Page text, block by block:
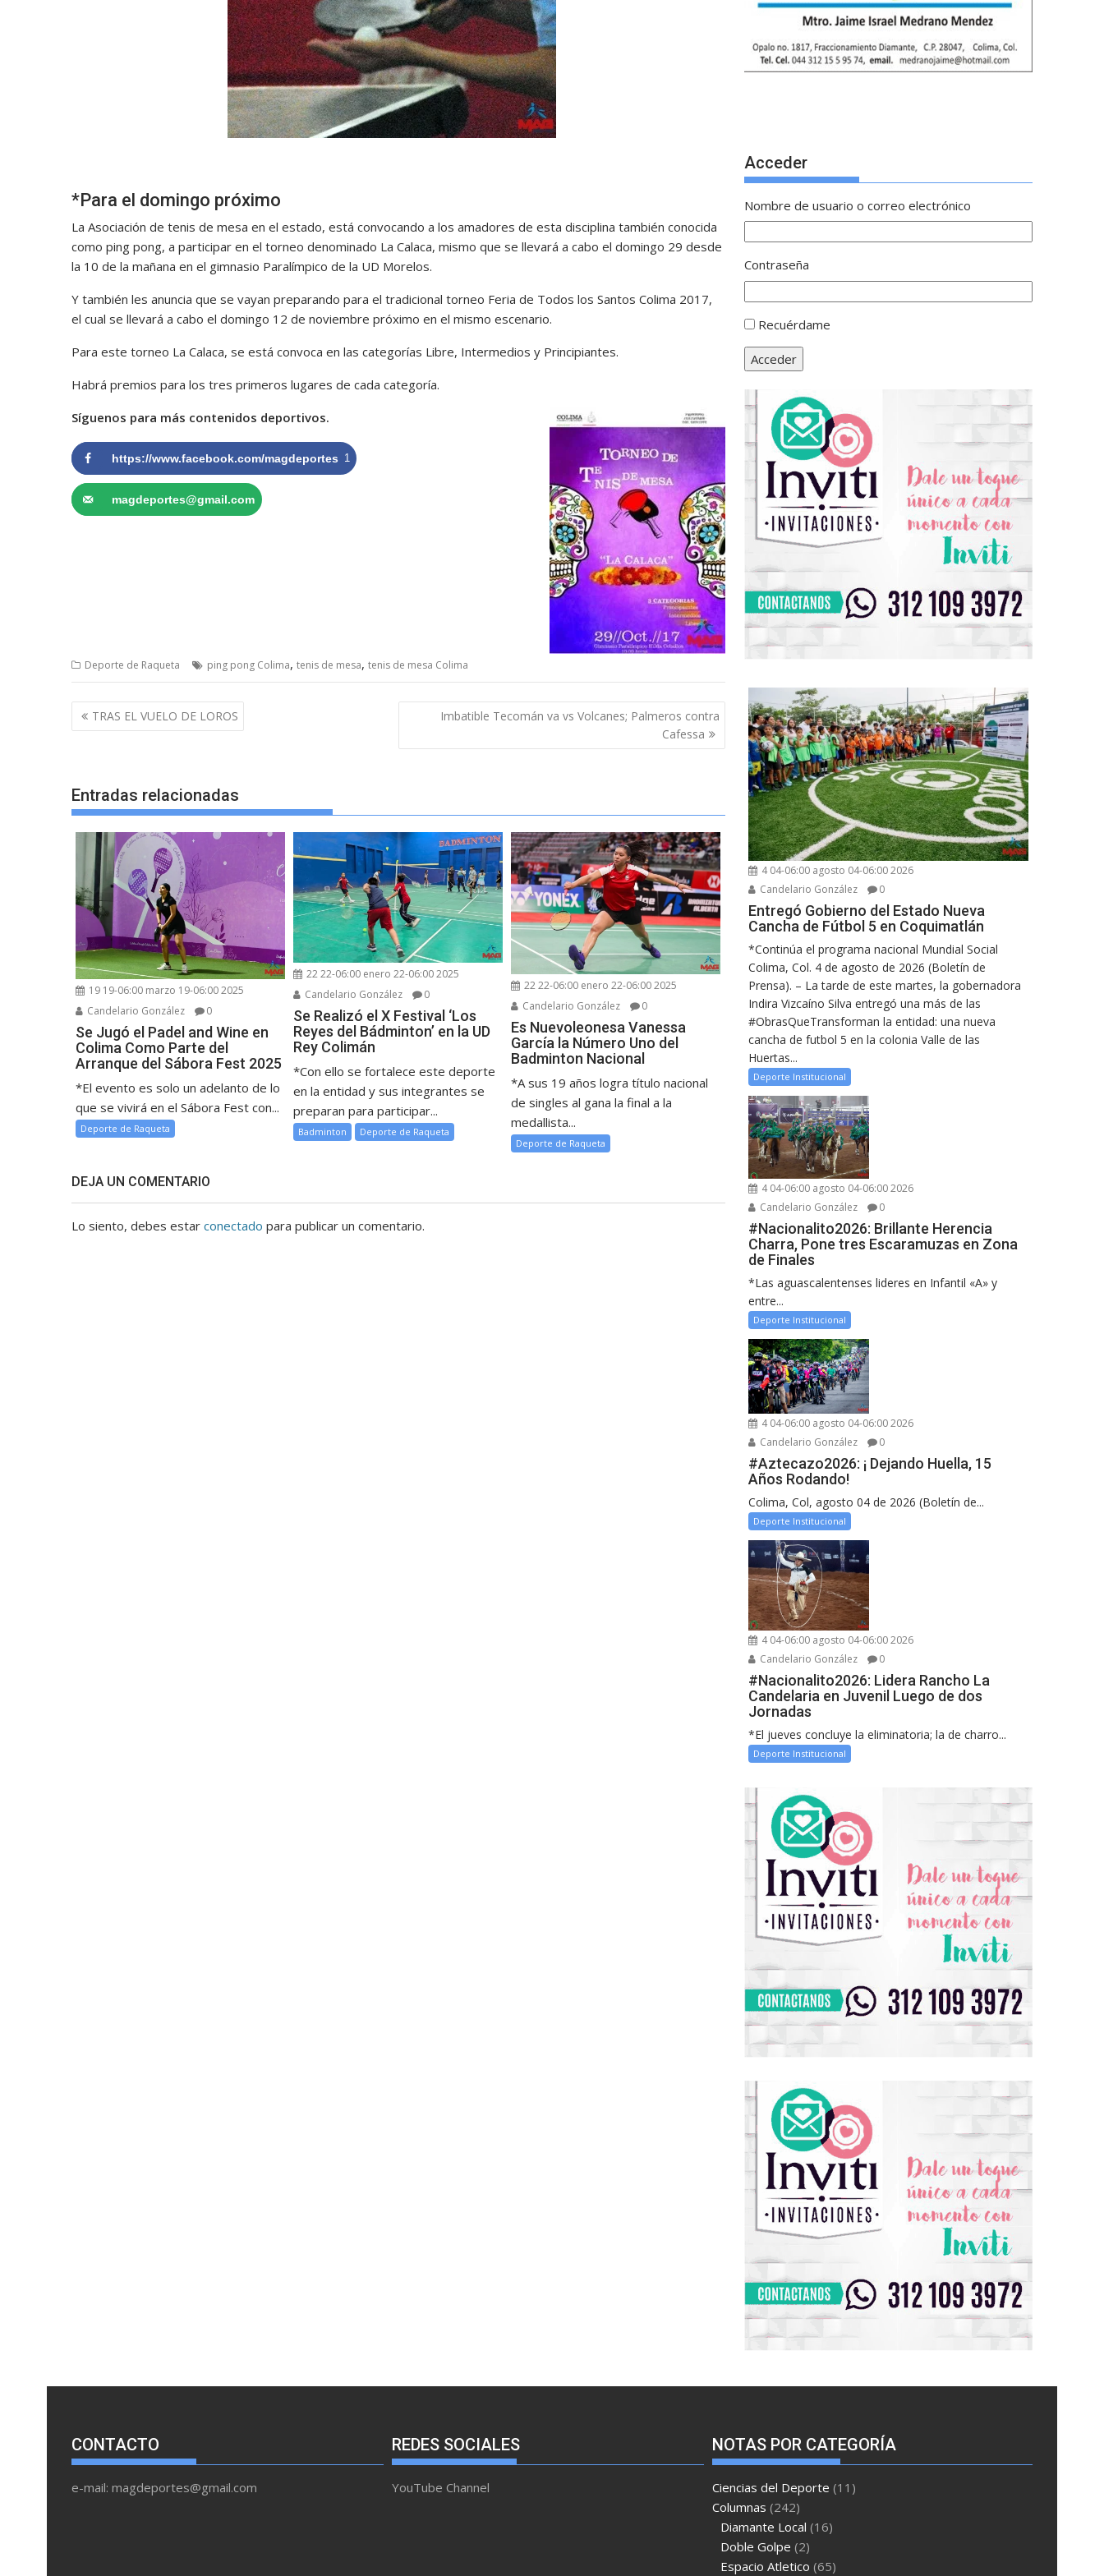
*Para el domingo próximo
La Asociación de tenis de mesa en el estado, está convocando a los amadores de esta disciplina también conocida
como ping pong, a participar en el torneo denominado La Calaca, mismo que se llevará a cabo el domingo 29 desde
la 10 de la mañana en el gimnasio Paralímpico de la UD Morelos.
Y también les anuncia que se vayan preparando para el tradicional torneo Feria de Todos los Santos Colima 2017,
el cual se llevará a cabo el domingo 12 de noviembre próximo en el mismo escenario.
Para este torneo La Calaca, se está convoca en las categorías Libre, Intermedios y Principiantes.
Habrá premios para los tres primeros lugares de cada categoría.
Síguenos para más contenidos deportivos.
https://www.facebook.com/magdeportes 1
magdeportes@gmail.com
Deporte de Raqueta ping pong Colima, tenis de mesa, tenis de mesa Colima
Navegación
de
TRAS EL VUELO DE LOROS
Imbatible Tecomán va vs Volcanes; Palmeros contra
Cafessa
Entradas relacionadas
19 19-06:00 marzo 19-06:00 2025
Candelario González
0
Se Jugó el Padel and Wine en
Colima Como Parte del
Arranque del Sábora Fest 2025
*El evento es solo un adelanto de lo
que se vivirá en el Sábora Fest con...
Deporte de Raqueta
22 22-06:00 enero 22-06:00 2025
Candelario González
0
Se Realizó el X Festival ‘Los
Reyes del Bádminton’ en la UD
Rey Colimán
*Con ello se fortalece este deporte
en la entidad y sus integrantes se
preparan para participar...
Badminton Deporte de Raqueta
22 22-06:00 enero 22-06:00 2025
Candelario González
0
Es Nuevoleonesa Vanessa
García la Número Uno del
Badminton Nacional
*A sus 19 años logra título nacional
de singles al gana la final a la
medallista...
Deporte de Raqueta
DEJA UN COMENTARIO
Lo siento, debes estar conectado para publicar un comentario.
Acceder
Nombre de usuario o correo electrónico
Contraseña
Recuérdame
Acceder
4 04-06:00 agosto 04-06:00 2026
Candelario González
0
Entregó Gobierno del Estado Nueva
Cancha de Fútbol 5 en Coquimatlán
*Continúa el programa nacional Mundial Social
Colima, Col. 4 de agosto de 2026 (Boletín de
Prensa). – La tarde de este martes, la gobernadora
Indira Vizcaíno Silva entregó una más de las
#ObrasQueTransforman la entidad: una nueva
cancha de futbol 5 en la colonia Valle de las
Huertas...
Deporte Institucional
4 04-06:00 agosto 04-06:00 2026
Candelario González
0
#Nacionalito2026: Brillante Herencia
Charra, Pone tres Escaramuzas en Zona
de Finales
*Las aguascalentenses lideres en Infantil «A» y
entre...
Deporte Institucional
4 04-06:00 agosto 04-06:00 2026
Candelario González
0
#Aztecazo2026: ¡ Dejando Huella, 15
Años Rodando!
Colima, Col, agosto 04 de 2026 (Boletín de...
Deporte Institucional
4 04-06:00 agosto 04-06:00 2026
Candelario González
0
#Nacionalito2026: Lidera Rancho La
Candelaria en Juvenil Luego de dos
Jornadas
*El jueves concluye la eliminatoria; la de charro...
Deporte Institucional
CONTACTO
e-mail: magdeportes@gmail.com
REDES SOCIALES
YouTube Channel
NOTAS POR CATEGORÍA
Ciencias del Deporte (11)
Columnas (242)
Diamante Local (16)
Doble Golpe (2)
Espacio Atletico (65)